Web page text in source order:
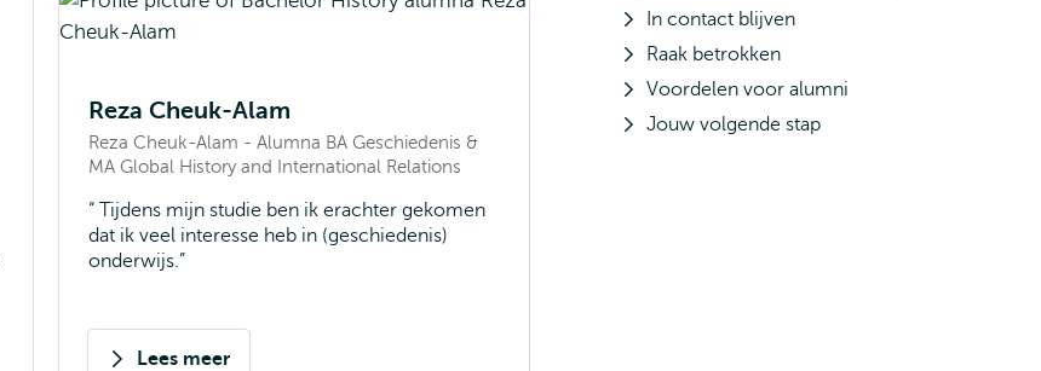
Reza Cheuk-Alam
Reza Cheuk-Alam - Alumna BA Geschiedenis &
MA Global History and International Relations
Tijdens mijn studie ben ik erachter gekomen
dat ik veel interesse heb in (geschiedenis)
onderwijs.
Lees meer
In contact blijven
Raak betrokken
Voordelen voor alumni
Jouw volgende stap